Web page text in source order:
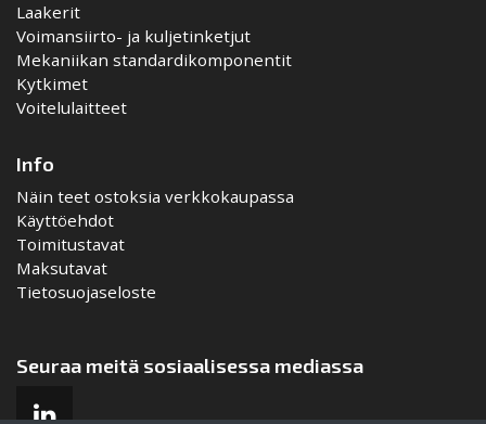
Laakerit
Voimansiirto- ja kuljetinketjut
Mekaniikan standardikomponentit
Kytkimet
Voitelulaitteet
Info
Näin teet ostoksia verkkokaupassa
Käyttöehdot
Toimitustavat
Maksutavat
Tietosuojaseloste
Seuraa meitä sosiaalisessa mediassa